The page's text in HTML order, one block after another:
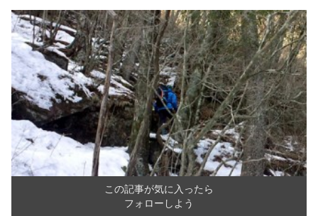
この記事が気に入ったら
フォローしよう